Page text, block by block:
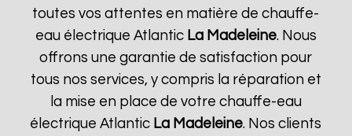
toutes vos attentes en matière de chauffe-
eau électrique Atlantic La Madeleine. Nous
offrons une garantie de satisfaction pour
tous nos services, y compris la réparation et
la mise en place de votre chauffe-eau
électrique Atlantic La Madeleine. Nos clients